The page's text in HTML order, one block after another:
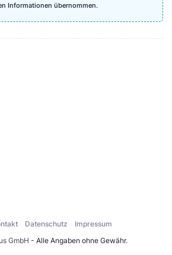
Informationen übernommen.
GmbH - Alle Angaben ohne Gewähr.
Datenschutz Impressum